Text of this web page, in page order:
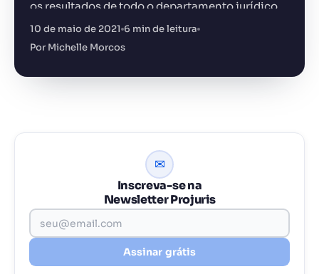
os resultados de todo o departamento jurídico.
Além, claro, de transmitir mais profissionalismo
10 de maio de 2021 6 min de leitura
Por Michelle Morcos
✉
Inscreva-se na
Newsletter Projuris
Assinar grátis
+14.000 juristas